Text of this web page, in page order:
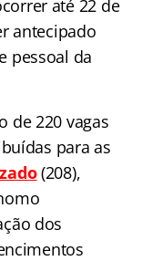
até 22 de
antecipado
pessoal da
de 220 vagas
para as
(208),
dos